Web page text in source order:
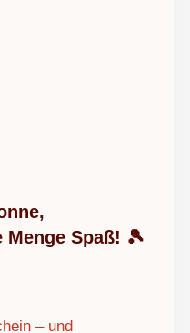
Spaß! 🎾
– und